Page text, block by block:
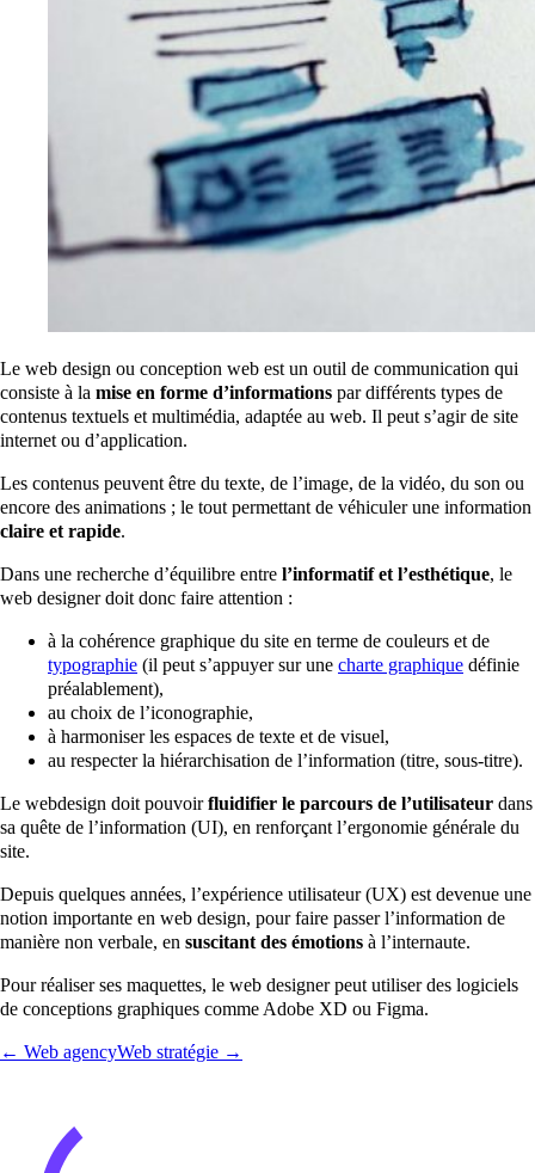
Le web design ou conception web est un outil de communication qui
consiste à la mise en forme d’informations par différents types de
contenus textuels et multimédia, adaptée au web. Il peut s’agir de site
internet ou d’application.
Les contenus peuvent être du texte, de l’image, de la vidéo, du son ou
encore des animations ; le tout permettant de véhiculer une information
claire et rapide.
Dans une recherche d’équilibre entre l’informatif et l’esthétique, le
web designer doit donc faire attention :
à la cohérence graphique du site en terme de couleurs et de
typographie (il peut s’appuyer sur une charte graphique définie
préalablement),
au choix de l’iconographie,
à harmoniser les espaces de texte et de visuel,
au respecter la hiérarchisation de l’information (titre, sous-titre).
Le webdesign doit pouvoirfluidifier le parcours de l’utilisateur dans
sa quête de l’information (UI), en renforçant l’ergonomie générale du
site.
Depuis quelques années, l’expérience utilisateur (UX) est devenue une
notion importante en web design, pour faire passer l’information de
manière non verbale, en suscitant des émotions à l’internaute.
Pour réaliser ses maquettes, le web designer peut utiliser des logiciels
de conceptions graphiques comme Adobe XD ou Figma.
← Web agencyWeb stratégie →